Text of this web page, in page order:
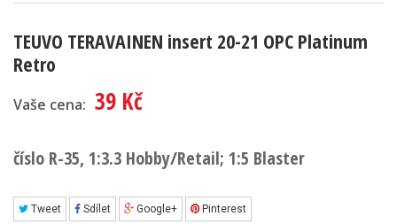
TEUVO TERAVAINEN insert 20-21 OPC Platinum
Retro
Vaše cena: 39 Kč
číslo R-35, 1:3.3 Hobby/Retail; 1:5 Blaster
Tweet Sdílet Google+ Pinterest